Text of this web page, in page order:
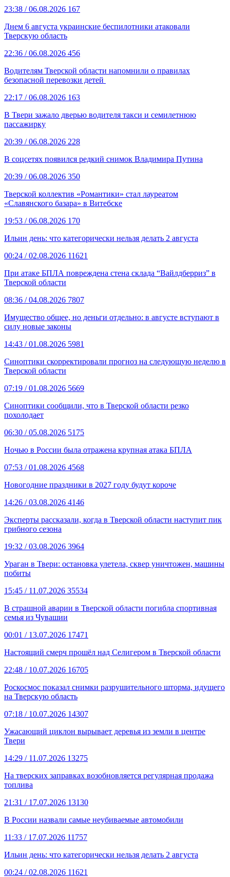
23:38 / 06.08.2026 167
Днем 6 августа украинские беспилотники атаковали
Тверскую область
22:36 / 06.08.2026 456
Водителям Тверской области напомнили о правилах
безопасной перевозки детей
22:17 / 06.08.2026 163
В Твери зажало дверью водителя такси и семилетнюю
пассажирку
20:39 / 06.08.2026 228
В соцсетях появился редкий снимок Владимира Путина
20:39 / 06.08.2026 350
Тверской коллектив «Романтики» стал лауреатом
«Славянского базара» в Витебске
19:53 / 06.08.2026 170
Ильин день: что категорически нельзя делать 2 августа
00:24 / 02.08.2026 11621
При атаке БПЛА повреждена стена склада “Вайлдберриз” в
Тверской области
08:36 / 04.08.2026 7807
Имущество общее, но деньги отдельно: в августе вступают в
силу новые законы
14:43 / 01.08.2026 5981
Синоптики скорректировали прогноз на следующую неделю в
Тверской области
07:19 / 01.08.2026 5669
Синоптики сообщили, что в Тверской области резко
похолодает
06:30 / 05.08.2026 5175
Ночью в России была отражена крупная атака БПЛА
07:53 / 01.08.2026 4568
Новогодние праздники в 2027 году будут короче
14:26 / 03.08.2026 4146
Эксперты рассказали, когда в Тверской области наступит пик
грибного сезона
19:32 / 03.08.2026 3964
Ураган в Твери: остановка улетела, сквер уничтожен, машины
побиты
15:45 / 11.07.2026 35534
В страшной аварии в Тверской области погибла спортивная
семья из Чувашии
00:01 / 13.07.2026 17471
Настоящий смерч прошёл над Селигером в Тверской области
22:48 / 10.07.2026 16705
Роскосмос показал снимки разрушительного шторма, идущего
на Тверскую область
07:18 / 10.07.2026 14307
Ужасающий циклон вырывает деревья из земли в центре
Твери
14:29 / 11.07.2026 13275
На тверских заправках возобновляется регулярная продажа
топлива
21:31 / 17.07.2026 13130
В России назвали самые неубиваемые автомобили
11:33 / 17.07.2026 11757
Ильин день: что категорически нельзя делать 2 августа
00:24 / 02.08.2026 11621